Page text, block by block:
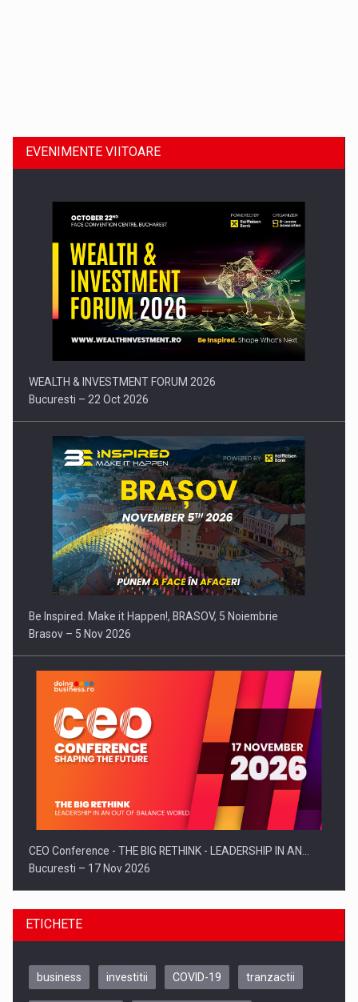
Comunicat de presa: Joburile part-time reincep sa intre pe…
EVENIMENTE VIITOARE
WEALTH & INVESTMENT FORUM 2026
Bucuresti – 22 Oct 2026
Be Inspired. Make it Happen!, BRASOV, 5 Noiembrie
Brasov – 5 Nov 2026
CEO Conference - THE BIG RETHINK - LEADERSHIP IN AN…
Bucuresti – 17 Nov 2026
ETICHETE
business investitii COVID-19 tranzactii